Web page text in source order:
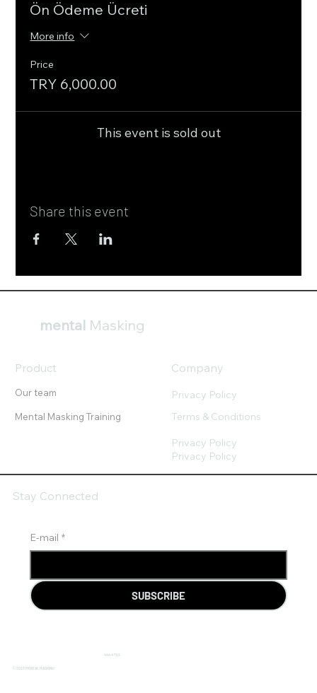
Ön Ödeme Ücreti
More info
Price
TRY 6,000.00
This event is sold out
Share this event
mental Masking
Our team
Mental Masking Training
Product Company
Privacy Policy
Terms & Conditions
Privacy Policy
Privacy Policy
E-mail *
SUBSCRIBE
Stay Connected
444 4 792
© 2023 MENTAL MASKING®